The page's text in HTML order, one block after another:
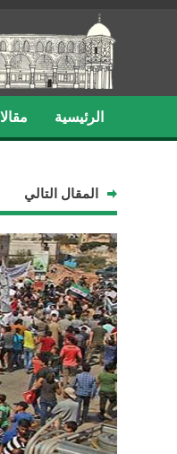
الرئيسية
المقال التالي